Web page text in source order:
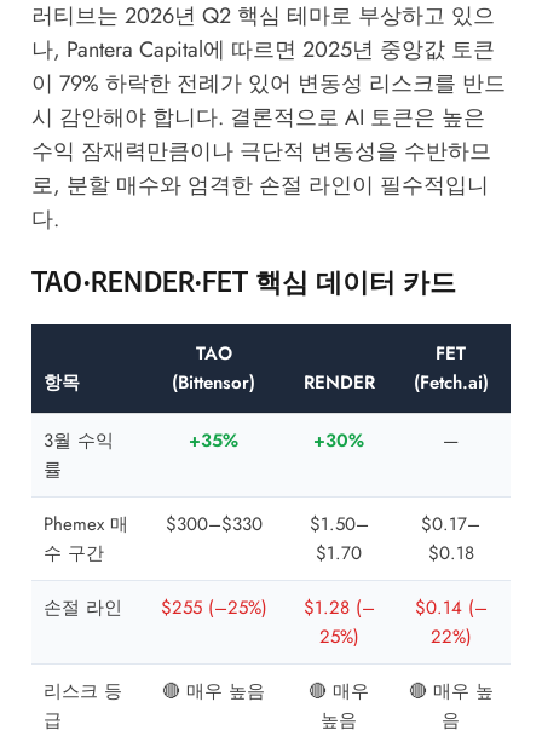
러티브는 2026년 Q2 핵심 테마로 부상하고 있으
나, Pantera Capital에 따르면 2025년 중앙값 토큰
이 79% 하락한 전례가 있어 변동성 리스크를 반드
시 감안해야 합니다. 결론적으로 AI 토큰은 높은
수익 잠재력만큼이나 극단적 변동성을 수반하므
로, 분할 매수와 엄격한 손절 라인이 필수적입니
다.
TAO·RENDER·FET 핵심 데이터 카드
항목
TAO
(Bittensor)
RENDER
FET
(Fetch.ai)
3월 수익
률
+35% +30% —
Phemex 매
수 구간
$300–$330
$1.50–
$1.70
$0.17–
$0.18
손절 라인 $255 (–25%)
$1.28 (–
25%)
$0.14 (–
22%)
리스크 등
급
🔴 매우 높음
🔴 매우
높음
🔴 매우 높
음